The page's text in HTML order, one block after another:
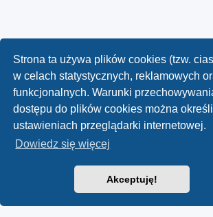
Strona ta używa plików cookies (tzw.
w celach statystycznych, reklamowych
funkcjonalnych. Warunki
dostępu do plików cookies można
ustawieniach przeglądarki internetowej.
Dowiedz się więcej
Akceptuję!